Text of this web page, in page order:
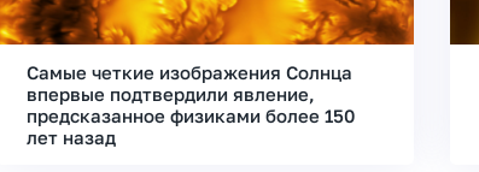
Самые четкие изображения Солнца
впервые подтвердили явление,
предсказанное физиками более 150
лет назад